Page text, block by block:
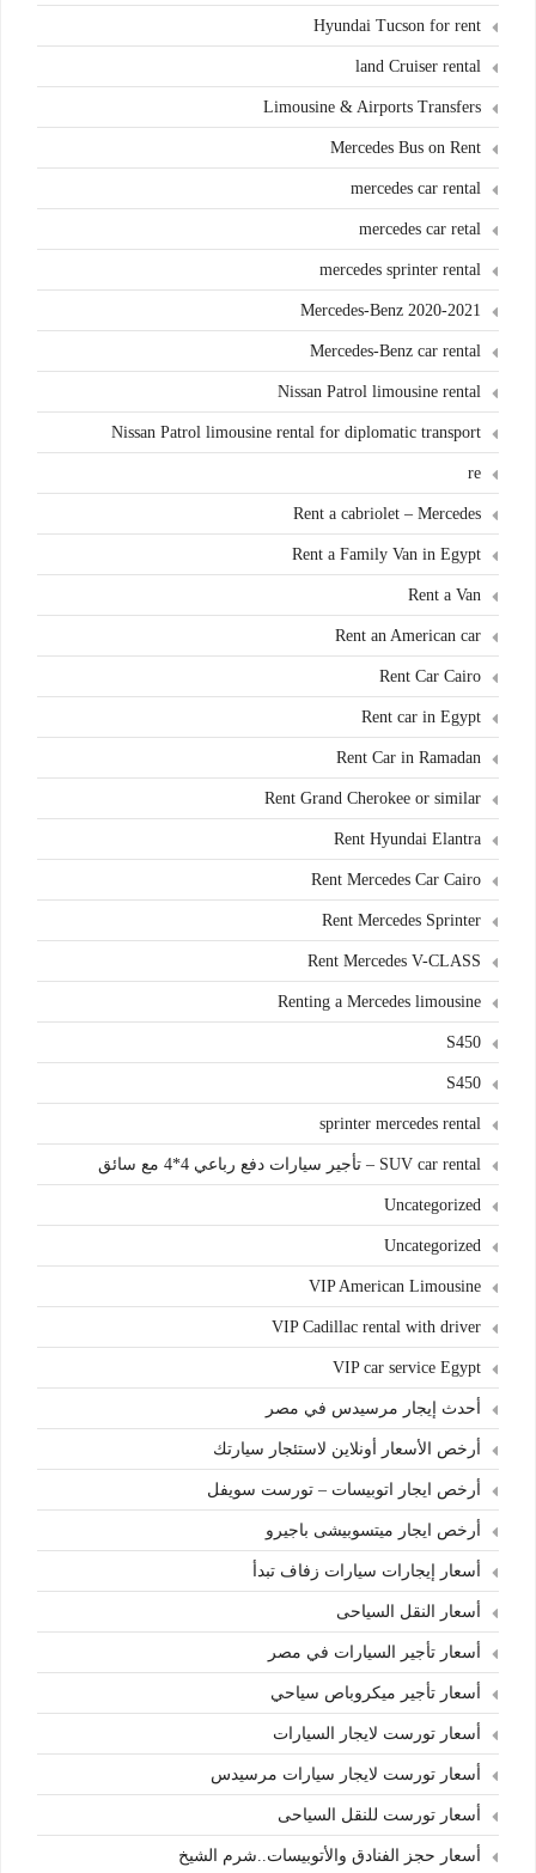
Hyundai Tucson for rent
land Cruiser rental
Limousine & Airports Transfers
Mercedes Bus on Rent
mercedes car rental
mercedes car retal
mercedes sprinter rental
Mercedes-Benz 2020-2021
Mercedes-Benz car rental
Nissan Patrol limousine rental
Nissan Patrol limousine rental for diplomatic transport
re
Rent a cabriolet – Mercedes
Rent a Family Van in Egypt
Rent a Van
Rent an American car
Rent Car Cairo
Rent car in Egypt
Rent Car in Ramadan
Rent Grand Cherokee or similar
Rent Hyundai Elantra
Rent Mercedes Car Cairo
Rent Mercedes Sprinter
Rent Mercedes V-CLASS
Renting a Mercedes limousine
S450
S450
sprinter mercedes rental
SUV car rental – تأجير سيارات دفع رباعي 4*4 مع سائق
Uncategorized
Uncategorized
VIP American Limousine
VIP Cadillac rental with driver
VIP car service Egypt
أحدث إيجار مرسيدس في مصر
أرخص الأسعار أونلاين لاستئجار سيارتك
أرخص ايجار اتوبيسات – تورست سويفل
أرخص ايجار ميتسوبيشى باجيرو
أسعار إيجارات سيارات زفاف تبدأ
أسعار النقل السياحى
أسعار تأجير السيارات في مصر
أسعار تأجير ميكروباص سياحي
أسعار تورست لايجار السيارات
أسعار تورست لايجار سيارات مرسيدس
أسعار تورست للنقل السياحى
أسعار حجز الفنادق والأتوبيسات..شرم الشيخ